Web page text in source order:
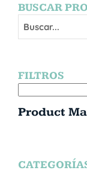
BUSCAR
FILTROS
Product